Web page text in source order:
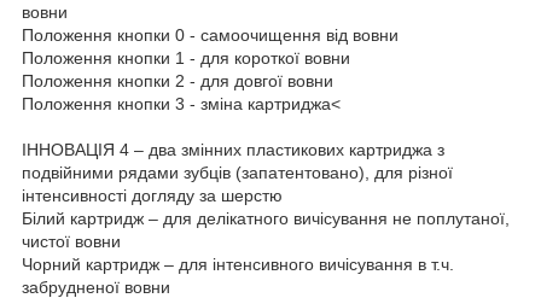
вовни
Положення кнопки 0 - самоочищення від вовни
Положення кнопки 1 - для короткої вовни
Положення кнопки 2 - для довгої вовни
Положення кнопки 3 - зміна картриджа<
ІННОВАЦІЯ 4 – два змінних пластикових картриджа з
подвійними рядами зубців (запатентовано), для різної
інтенсивності догляду за шерстю
Білий картридж – для делікатного вичісування не поплутаної,
чистої вовни
Чорний картридж – для інтенсивного вичісування в т.ч.
забрудненої вовни